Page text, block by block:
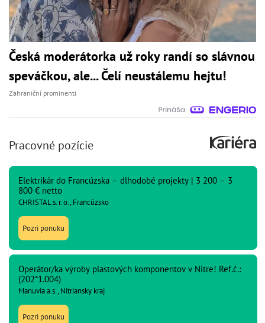
Česká moderátorka už roky randí so slávnou
speváčkou, ale... Čelí neustálemu hejtu!
Zahraniční prominenti
Pracovné pozície
Elektrikár do Francúzska – dlhodobé projekty | 3 200 – 3
800 € netto
CHRISTAL s. r. o., Francúzsko
Pozri ponuku
Operátor/ka výroby plastových komponentov v Nitre! Ref.č.:
(202*1.004)
Manuvia a.s., Nitriansky kraj
Pozri ponuku